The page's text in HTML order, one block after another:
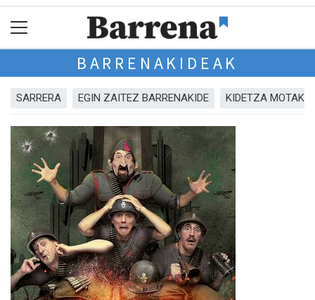
BARRENAKIDEAK
SARRERA EGIN ZAITEZ BARRENAKIDE KIDETZA MOTAK